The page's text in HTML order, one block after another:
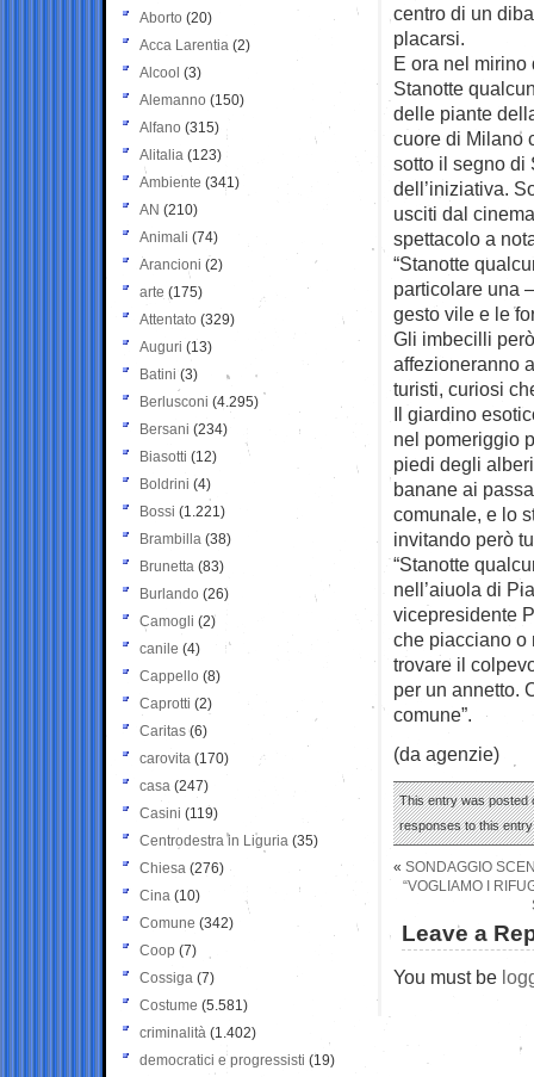
centro di un
placarsi.
E ora nel mirino
Stanotte
delle piante
cuore di Milano
sotto il segno di
dell’iniziativa.
usciti dal
spettacolo a
“Stanotte
particolare una
gesto vile e le
Gli imbecilli
affezioneranno
turisti, curiosi
Il giardino
nel pomeriggio
piedi degli
banane ai
comunale, e lo
invitando però
“Stanotte
nell’aiuola di
vicepresidente
che piacciano o
trovare il
per un annetto.
comune”.
(da agenzie)
This entry was posted
responses to this
« SONDAGGIO
“VOGLIAMO I
Leave a
You must be
Aborto (20)
Acca Larentia (2)
Alcool (3)
Alemanno (150)
Alfano (315)
Alitalia (123)
Ambiente (341)
AN (210)
Animali (74)
Arancioni (2)
arte (175)
Attentato (329)
Auguri (13)
Batini (3)
Berlusconi (4.295)
Bersani (234)
Biasotti (12)
Boldrini (4)
Bossi (1.221)
Brambilla (38)
Brunetta (83)
Burlando (26)
Camogli (2)
canile (4)
Cappello (8)
Caprotti (2)
Caritas (6)
carovita (170)
casa (247)
Casini (119)
Centrodestra in Liguria (35)
Chiesa (276)
Cina (10)
Comune (342)
Coop (7)
Cossiga (7)
Costume (5.581)
criminalità (1.402)
democratici e progressisti (19)